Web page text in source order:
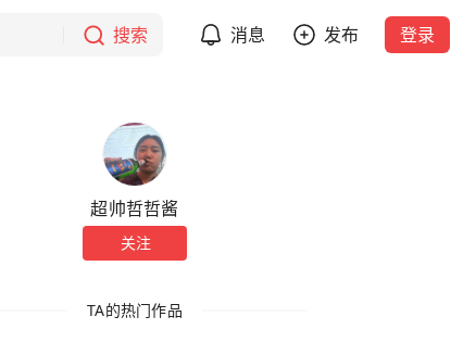
搜索 消息 发布 登录
超帅哲哲酱
关注
TA的热门作品